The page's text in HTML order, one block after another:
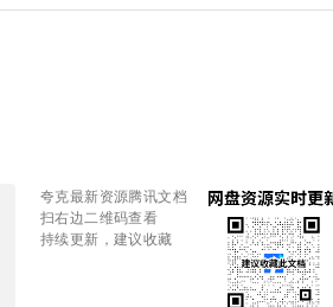
夸克最新资源腾讯文档
扫右边二维码查看
持续更新，建议收藏